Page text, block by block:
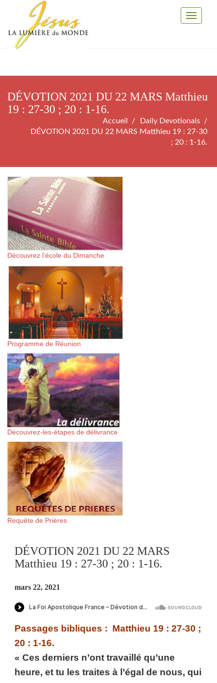
Toggle
DÉVOTION 2021 DU 22 MARS Matthieu
19 : 27-30 ; 20 : 1-16.
Accueil
Daily Devotionals
DÉVOTION 2021 DU 22 MARS Matthieu 19 : 27-30
; 20 : 1-16.
Découvrez l’école du Dimanche
Programme de Réunion
Découvrez-les-étapes de délivrance
Requête de Prières
DÉVOTION 2021 DU 22 MARS
Matthieu 19 : 27-30 ; 20 : 1-16.
mars 22, 2021
Passages bibliques : Matthieu 19 : 27-30 ;
20 : 1-16.
« Ces derniers n’ont travaillé qu’une
heure, et tu les traites à l’égal de nous, qui